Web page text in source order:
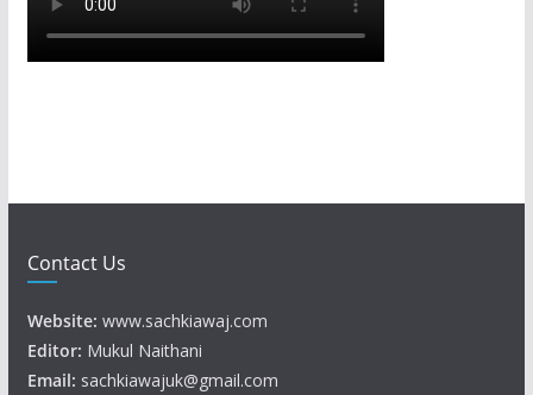
Contact Us
Website: www.sachkiawaj.com
Editor: Mukul Naithani
Email: sachkiawajuk@gmail.com